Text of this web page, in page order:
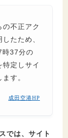
不正アク
たため、
時37分の
特定しサイ
す。
成田空港HP
では、サイト